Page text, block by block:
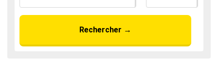
Rechercher →